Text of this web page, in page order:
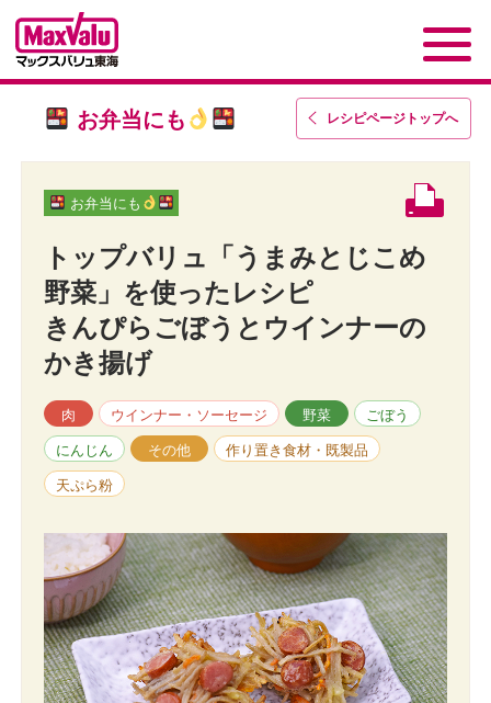
レシピページトップへ
お弁当にも
お弁当にも
トップバリュ「うまみとじこめ
野菜」を使ったレシピ
きんぴらごぼうとウインナーの
かき揚げ
肉 ウインナー・ソーセージ 野菜 ごぼう
にんじん その他 作り置き食材・既製品
天ぷら粉